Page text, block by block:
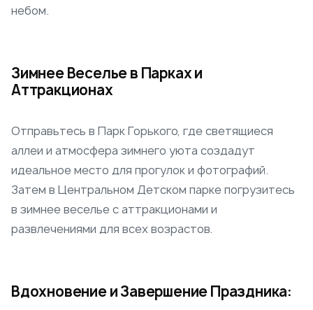
небом.
Зимнее Веселье в Парках и
Аттракционах
Отправьтесь в Парк Горького, где светящиеся
аллеи и атмосфера зимнего уюта создадут
идеальное место для прогулок и фотографий.
Затем в Центральном Детском парке погрузитесь
в зимнее веселье с аттракционами и
развлечениями для всех возрастов.
Вдохновение и Завершение Праздника: